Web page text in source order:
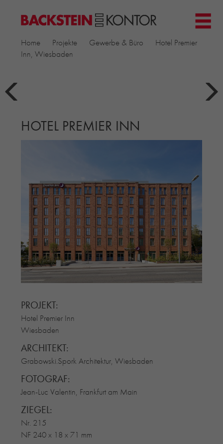
PROJEKTE
EINFAMILIENHÄUSER
ÖFFENTLICHE BAUTEN
RIEMCHENKOLLEKTIONEN TONWERK
ALLGEMEINE RIEMCHENKOLLEKTIONEN
PETERSEN TEGL
RECYCLING-ZIEGEL
RE-USE-ZIEGEL
GLASUR-ZIEGEL
RE-USE-MÖRTEL
FASSADENPLANUNG (SCHWEIZ)
ÜBER UNS
BLOG
Home Projekte Gewerbe & Büro
Hotel Premier
Inn, Wiesbaden
HOTEL PREMIER INN
PROJEKT:
Hotel Premier Inn
Wiesbaden
ARCHITEKT:
Grabowski.Spork Architektur, Wiesbaden
FOTOGRAF:
Jean-Luc Valentin, Frankfurt am Main
ZIEGEL:
Nr. 215
NF 240 x 18 x 71 mm